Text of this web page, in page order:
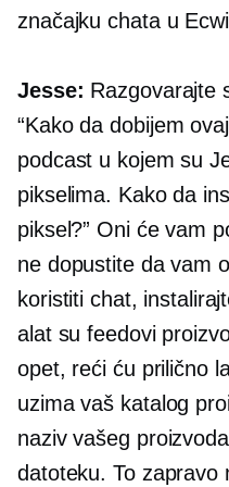
značajku chata u
Jesse: Razgovarajte
“Kako da dobijem
podcast u kojem su
pikselima. Kako da
piksel?” Oni će vam
ne dopustite da vam
koristiti chat,
alat su feedovi
opet, reći ću prilično
uzima vaš katalog
naziv vašeg
datoteku. To zapravo